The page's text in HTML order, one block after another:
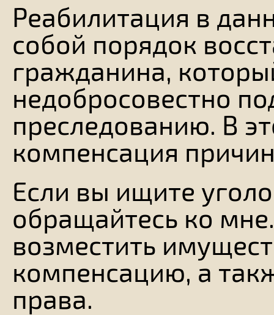
Реабилитация в
собой порядок
гражданина,
недобросовестно
преследованию. В
компенсация
Если вы ищите
обращайтесь ко
возместить
компенсацию, а
права.